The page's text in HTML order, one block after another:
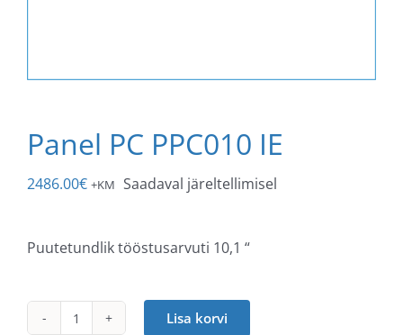
Panel PC PPC010 IE
2486.00€ +KM Saadaval järeltellimisel
Puutetundlik tööstusarvuti 10,1 “
Panel
Lisa korvi